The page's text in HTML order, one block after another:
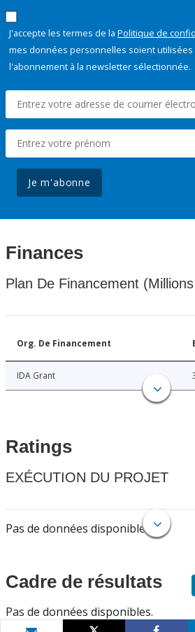
J'accepte les termes de la Politique de
mes données personnelles soient utilisées
l'abonnement à la newsletter sélectionnée.
Je m'abonne
Finances
Plan De Financement
Org. De Financement
IDA Grant
Ratings
EXÉCUTION DU PROJET
Pas de données disponibles.
Cadre de résultats
Pas de données disponibles.